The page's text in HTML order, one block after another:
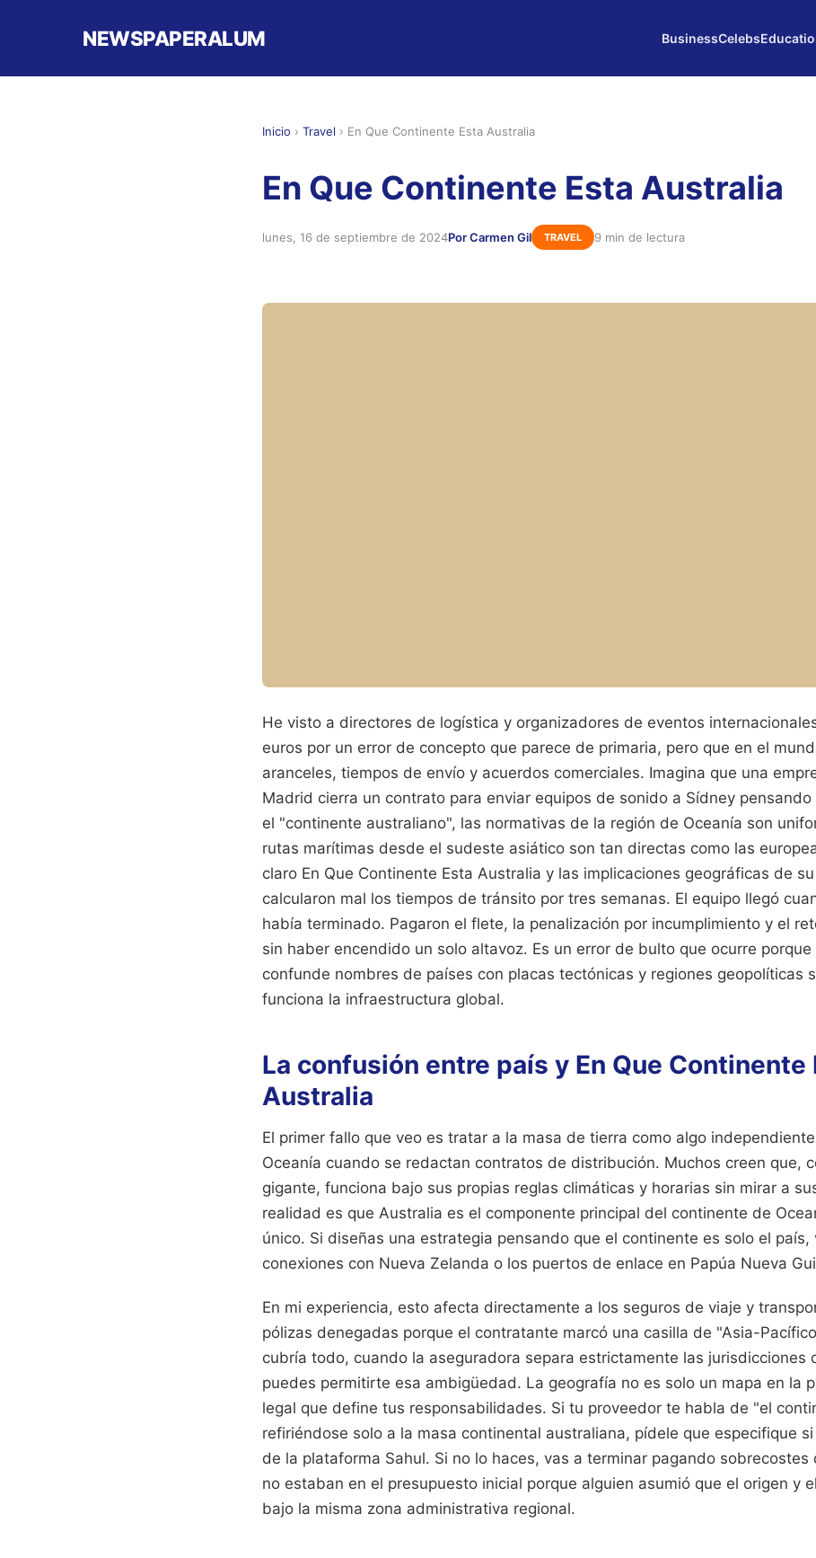
NEWSPAPERALUM BusinessCelebs
Inicio › Travel › En Que Continente Esta Australia
En Que Continente Esta Australia
lunes, 16 de septiembre de 2024Por Carmen Gil TRAVEL 9 min de lectura
He visto a directores de logística y organizadores de eventos
euros por un error de concepto que parece de primaria, pero que en el
aranceles, tiempos de envío y acuerdos comerciales. Imagina que una
Madrid cierra un contrato para enviar equipos de sonido a Sídney
el "continente australiano", las normativas de la región de Oceanía son
rutas marítimas desde el sudeste asiático son tan directas como las
claro En Que Continente Esta Australia y las implicaciones geográficas de
calcularon mal los tiempos de tránsito por tres semanas. El equipo llegó
había terminado. Pagaron el flete, la penalización por incumplimiento y el
sin haber encendido un solo altavoz. Es un error de bulto que ocurre porque
confunde nombres de países con placas tectónicas y regiones geopolíticas
funciona la infraestructura global.
La confusión entre país y En Que Continente
Australia
El primer fallo que veo es tratar a la masa de tierra como algo
Oceanía cuando se redactan contratos de distribución. Muchos creen que,
gigante, funciona bajo sus propias reglas climáticas y horarias sin mirar a
realidad es que Australia es el componente principal del continente de
único. Si diseñas una estrategia pensando que el continente es solo el país,
conexiones con Nueva Zelanda o los puertos de enlace en Papúa Nueva
En mi experiencia, esto afecta directamente a los seguros de viaje y
pólizas denegadas porque el contratante marcó una casilla de "Asia-
cubría todo, cuando la aseguradora separa estrictamente las jurisdicciones
puedes permitirte esa ambigüedad. La geografía no es solo un mapa en la
legal que define tus responsabilidades. Si tu proveedor te habla de "el
refiriéndose solo a la masa continental australiana, pídele que especifique
de la plataforma Sahul. Si no lo haces, vas a terminar pagando sobrecostes
no estaban en el presupuesto inicial porque alguien asumió que el origen y
bajo la misma zona administrativa regional.